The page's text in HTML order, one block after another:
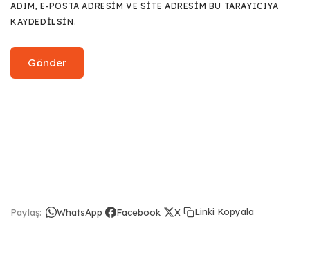
ADIM, E-POSTA ADRESIM VE SITE ADRESIM BU TARAYICIYA
KAYDEDILSIN.
Paylaş: WhatsApp Facebook X Linki Kopyala